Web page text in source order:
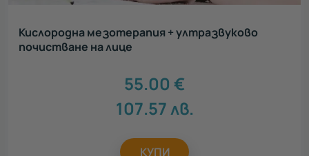
Кислородна мезотерапия + ултразвуково
почистване на лице
55.00 €
107.57лв.
КУПИ